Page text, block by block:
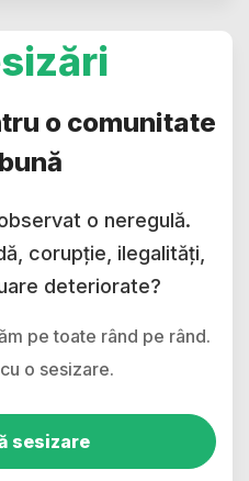
o comunitate
o neregulă.
corupție, ilegalități,
deteriorate?
pe toate rând pe rând.
o sesizare.
sesizare